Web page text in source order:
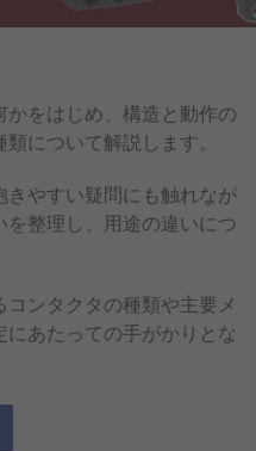
をはじめ、構造と動作の
について解説します。
やすい疑問にも触れなが
整理し、用途の違いにつ
ンタクタの種類や主要メ
あたっての手がかりとな